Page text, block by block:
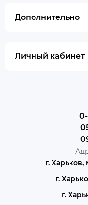
Дополнительно
Личный кабинет
г.
г.
г.